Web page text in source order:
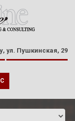
ул. Пушкинская, 29